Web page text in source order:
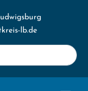
lb.de